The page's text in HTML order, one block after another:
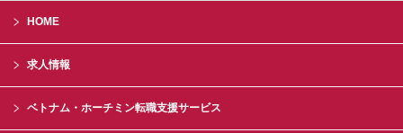
HOME
求人情報
ベトナム・ホーチミン転職支援サービス